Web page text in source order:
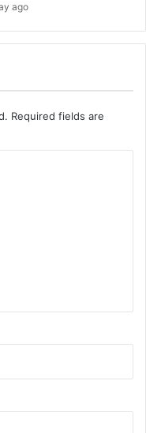
ago
Required fields are